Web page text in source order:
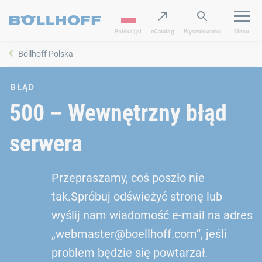
Polska | pl eCatalog Wyszukiwarka Menu
Böllhoff Polska
BŁĄD
500 – Wewnętrzny błąd
serwera
Przepraszamy, coś poszło nie
tak.Spróbuj odświeżyć stronę lub
wyślij nam wiadomość e-mail na adres
„webmaster@boellhoff.com”, jeśli
problem będzie się powtarzał.